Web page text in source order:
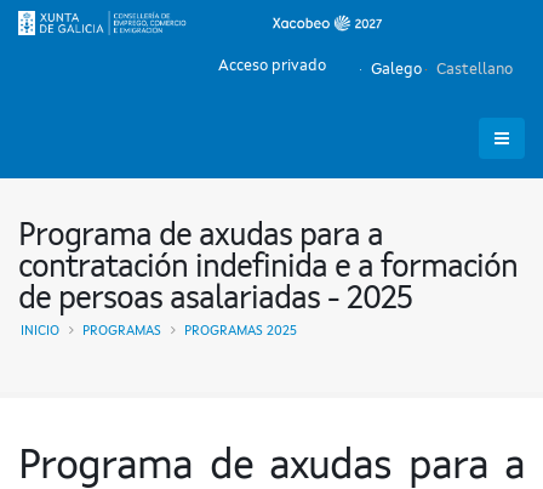
Galego Castellano
Acceso privado
Programa de axudas para a
contratación indefinida e a formación
de persoas asalariadas - 2025
INICIO PROGRAMAS PROGRAMAS 2025
Programa de axudas para a